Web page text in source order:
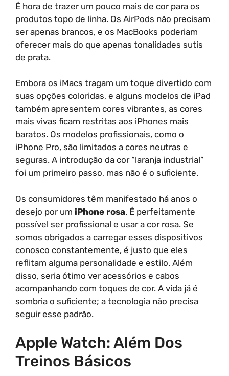
É hora de trazer um pouco mais de cor para os
produtos topo de linha. Os AirPods não precisam
ser apenas brancos, e os MacBooks poderiam
oferecer mais do que apenas tonalidades sutis
de prata.
Embora os iMacs tragam um toque divertido com
suas opções coloridas, e alguns modelos de iPad
também apresentem cores vibrantes, as cores
mais vivas ficam restritas aos iPhones mais
baratos. Os modelos profissionais, como o
iPhone Pro, são limitados a cores neutras e
seguras. A introdução da cor “laranja industrial”
foi um primeiro passo, mas não é o suficiente.
Os consumidores têm manifestado há anos o
desejo por um iPhone rosa. É perfeitamente
possível ser profissional e usar a cor rosa. Se
somos obrigados a carregar esses dispositivos
conosco constantemente, é justo que eles
reflitam alguma personalidade e estilo. Além
disso, seria ótimo ver acessórios e cabos
acompanhando com toques de cor. A vida já é
sombria o suficiente; a tecnologia não precisa
seguir esse padrão.
Apple Watch: Além Dos
Treinos Básicos